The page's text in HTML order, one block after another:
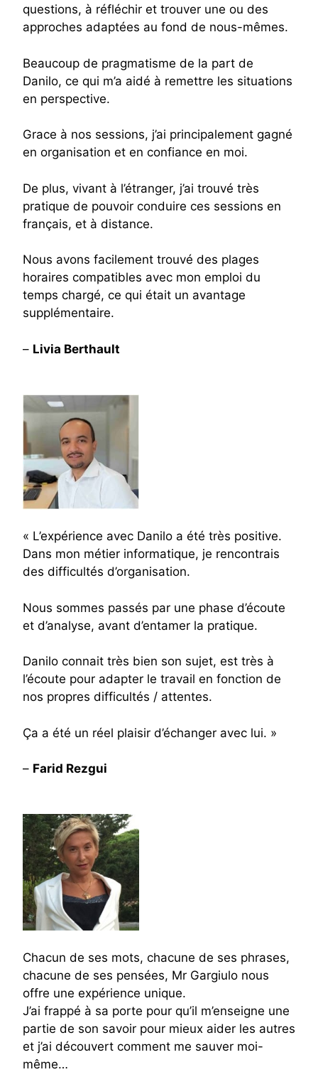
questions, à réfléchir et trouver une ou des
approches adaptées au fond de nous-mêmes.
Beaucoup de pragmatisme de la part de
Danilo, ce qui m’a aidé à remettre les situations
en perspective.
Grace à nos sessions, j’ai principalement gagné
en organisation et en confiance en moi.
De plus, vivant à l’étranger, j’ai trouvé très
pratique de pouvoir conduire ces sessions en
français, et à distance.
Nous avons facilement trouvé des plages
horaires compatibles avec mon emploi du
temps chargé, ce qui était un avantage
supplémentaire.
– Livia Berthault
« L’expérience avec Danilo a été très positive.
Dans mon métier informatique, je rencontrais
des difficultés d’organisation.
Nous sommes passés par une phase d’écoute
et d’analyse, avant d’entamer la pratique.
Danilo connait très bien son sujet, est très à
l’écoute pour adapter le travail en fonction de
nos propres difficultés / attentes.
Ça a été un réel plaisir d’échanger avec lui. »
– Farid Rezgui
Chacun de ses mots, chacune de ses phrases,
chacune de ses pensées, Mr Gargiulo nous
offre une expérience unique.
J’ai frappé à sa porte pour qu’il m’enseigne une
partie de son savoir pour mieux aider les autres
et j’ai découvert comment me sauver moi-
même…